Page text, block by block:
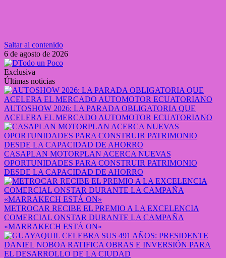
Saltar al contenido
6 de agosto de 2026
Exclusiva
Últimas noticias
AUTOSHOW 2026: LA PARADA OBLIGATORIA QUE
ACELERA EL MERCADO AUTOMOTOR ECUATORIANO
CASAPLAN MOTORPLAN ACERCA NUEVAS
OPORTUNIDADES PARA CONSTRUIR PATRIMONIO
DESDE LA CAPACIDAD DE AHORRO
METROCAR RECIBE EL PREMIO A LA EXCELENCIA
COMERCIAL ONSTAR DURANTE LA CAMPAÑA
«MARRAKECH ESTÁ ON»